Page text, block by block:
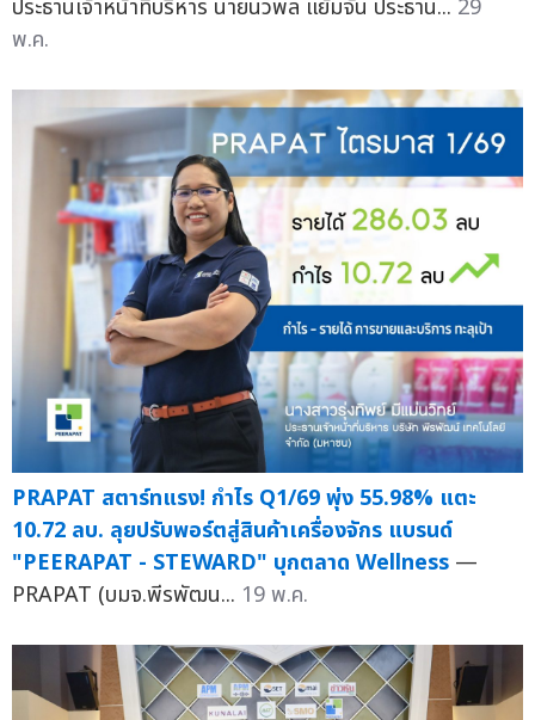
ประธานเจ้าหน้าที่บริหาร นายนวพล แย้มจั่น ประธาน... 29
พ.ค.
PRAPAT สตาร์ทแรง! กำไร Q1/69 พุ่ง 55.98% แตะ
10.72 ลบ. ลุยปรับพอร์ตสู่สินค้าเครื่องจักร แบรนด์
"PEERAPAT - STEWARD" บุกตลาด Wellness —
PRAPAT (บมจ.พีรพัฒน... 19 พ.ค.